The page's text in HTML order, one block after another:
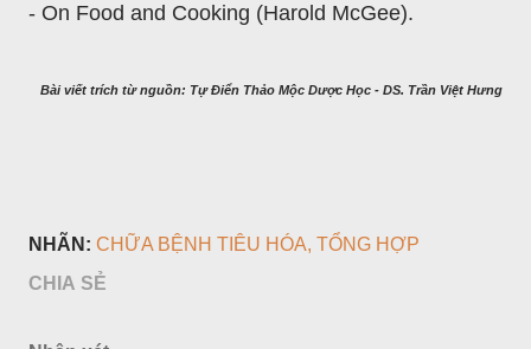
- On Food and Cooking (Harold McGee).
Bài viết trích từ nguồn: Tự Điển Thảo Mộc Dược Học - DS. Trần Việt Hưng
NHÃN: CHỮA BỆNH TIÊU HÓA TỔNG HỢP
CHIA SẺ